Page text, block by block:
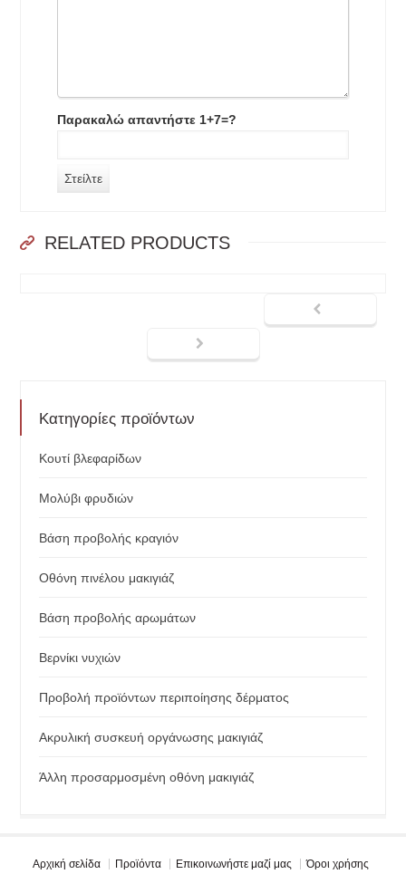
Παρακαλώ απαντήστε 1+7=?
RELATED PRODUCTS
Κατηγορίες προϊόντων
Κουτί βλεφαρίδων
Μολύβι φρυδιών
Βάση προβολής κραγιόν
Οθόνη πινέλου μακιγιάζ
Βάση προβολής αρωμάτων
Βερνίκι νυχιών
Προβολή προϊόντων περιποίησης δέρματος
Ακρυλική συσκευή οργάνωσης μακιγιάζ
Άλλη προσαρμοσμένη οθόνη μακιγιάζ
Αρχική σελίδα Προϊόντα Επικοινωνήστε μαζί μας Όροι χρήσης